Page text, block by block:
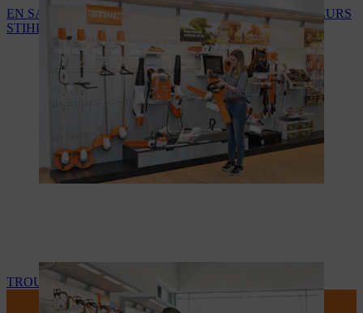
EN SAVOIR PLUS SUR LES SERVICES DES REVENDEURS
STIHL
TROUVEZ VOTRE REVENDEUR STIHL